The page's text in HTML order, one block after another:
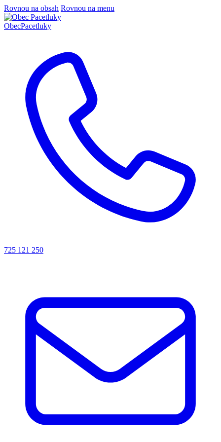
Rovnou na obsah Rovnou na menu
ObecPacetluky
725 121 250